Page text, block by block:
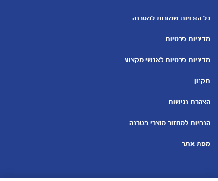
מחשבון ביוץ
מחשבון שמות
מחשבון צבע עיניים
כל הזכויות שמורות למטרנה
מדיניות פרטיות
מדיניות פרטיות לאנשי מקצוע
תקנון
הצהרת נגישות
הנחיות למחזור מוצרי מטרנה
מפת אתר